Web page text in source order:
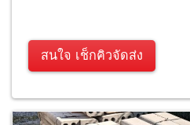
สนใจ เช็กคิวจัดส่ง